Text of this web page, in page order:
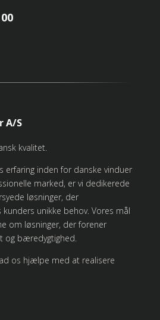
A/S
kvalitet.
erfaring inden for danske vinduer
marked, er vi dedikerede
løsninger, der
unikke behov. Vores mål
om løsninger, der forener
og bæredygtighed.
os hjælpe med at realisere